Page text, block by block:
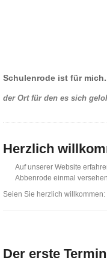
Schulenrode ist für
der Ort für den es sich
Herzlich
Auf unserer Website
Abbenrode einmal
Seien Sie herzlich
Der erste